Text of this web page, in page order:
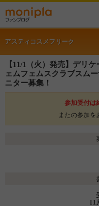
アスティコスメフリーク
【11/1（火）発売】デリ
ェムフェムスクラブスム
ニター募集！
参加受付は
またの参加を
11